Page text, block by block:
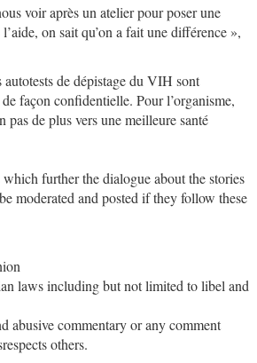
voir après un atelier pour poser une
on sait qu’on a fait une différence »,
de dépistage du VIH sont
façon confidentielle. Pour l’organisme,
pas de plus vers une meilleure santé
further the dialogue about the stories
moderated and posted if they follow these
laws including but not limited to libel and
abusive commentary or any comment
others.